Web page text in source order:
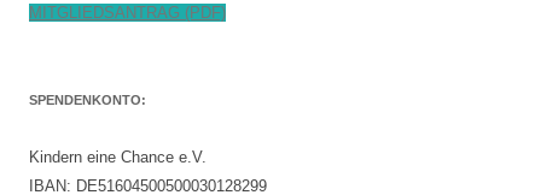
MITGLIEDSANTRAG (PDF)
SPENDENKONTO:
Kindern eine Chance e.V.
IBAN: DE51604500500030128299